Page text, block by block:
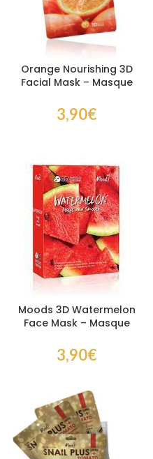
Orange Nourishing 3D
Facial Mask – Masque
une Peau Raffermie
3,90€
Moods 3D Watermelon
Face Mask – Masque
pastèque
3,90€